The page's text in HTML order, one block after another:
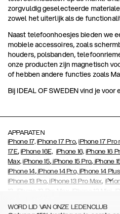
zorgvuldig geselecteerde
zowel het uiterlijk als de
Naast telefoonhoesjes bieden we
mobiele accessoires, zoals
houders, polsbanden,
onze producten zijn magnetisch
of hebben andere functies zoals
Bij IDEAL OF SWEDEN vind je
APPARATEN
iPhone 17, iPhone 17 Pro,iPhone 17 Pro
17E,iPhone 16E, iPhone 16, iPhone 16
Max, iPhone 15, iPhone 15 Pro, iPhone
iPhone 14,iPhone 14 Pro, iPhone 14 Plus
iPhone 13 Pro, iPhone 13 Pro Max,
12
iPhone 12 Pro Max iPhone 12 Mini
(2020),iPhone 8,iPhone 8 Plus,
WORD LID VAN ONZE LEDENCLUB